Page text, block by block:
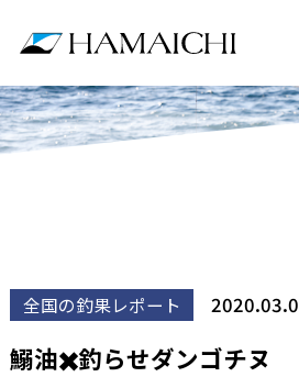
全国の釣果レポート
鰯油✖️釣らせダンゴチヌ